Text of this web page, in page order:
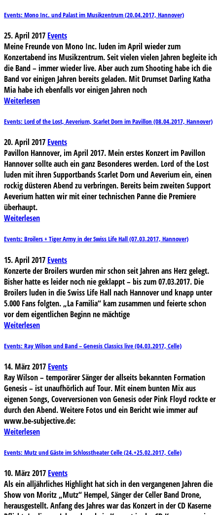
Events: Mono Inc. und Palast im Musikzentrum (20.04.2017, Hannover)
25. April 2017 Events
Meine Freunde von Mono Inc. luden im April wieder zum
Konzertabend ins Musikzentrum. Seit vielen vielen Jahren begleite ich
die Band – immer wieder live. Aber auch zum Shooting habe ich die
Band vor einigen Jahren bereits geladen. Mit Drumset Darling Katha
Mia habe ich ebenfalls vor einigen Jahren noch
Weiterlesen
Events: Lord of the Lost, Aeverium, Scarlet Dorn im Pavillon (08.04.2017, Hannover)
20. April 2017 Events
Pavillon Hannover, im April 2017. Mein erstes Konzert im Pavillon
Hannover sollte auch ein ganz Besonderes werden. Lord of the Lost
luden mit ihren Supportbands Scarlet Dorn und Aeverium ein, einen
rockig düsteren Abend zu verbringen. Bereits beim zweiten Support
Aeverium hatten wir mit einer technischen Panne die Premiere
überhaupt.
Weiterlesen
Events: Broilers + Tiger Army in der Swiss Life Hall (07.03.2017, Hannover)
15. April 2017 Events
Konzerte der Broilers wurden mir schon seit Jahren ans Herz gelegt.
Bisher hatte es leider noch nie geklappt – bis zum 07.03.2017. Die
Broilers luden in die Swiss Life Hall nach Hannover und knapp unter
5.000 Fans folgten. „La Familia“ kam zusammen und feierte schon
vor dem eigentlichen Beginn ne mächtige
Weiterlesen
Events: Ray Wilson und Band – Genesis Classics live (04.03.2017, Celle)
14. März 2017 Events
Ray Wilson – temporärer Sänger der allseits bekannten Formation
Genesis – ist unaufhörlich auf Tour. Mit einem bunten Mix aus
eigenen Songs, Coverversionen von Genesis oder Pink Floyd rockte er
durch den Abend. Weitere Fotos und ein Bericht wie immer auf
www.be-subjective.de:
Weiterlesen
Events: Mutz und Gäste im Schlosstheater Celle (24.+25.02.2017, Celle)
10. März 2017 Events
Als ein alljährliches Highlight hat sich in den vergangenen Jahren die
Show von Moritz „Mutz“ Hempel, Sänger der Celler Band Drone,
herausgestellt. Anfang des Jahres war das Konzert in der CD Kaserne